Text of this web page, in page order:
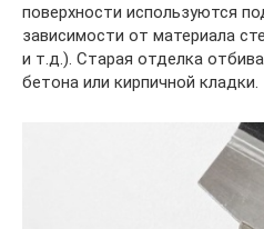
поверхности используются
зависимости от материала
и т.д.). Старая отделка
бетона или кирпичной кладки.